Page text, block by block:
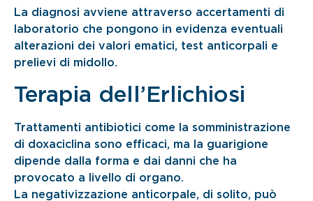
La diagnosi avviene attraverso accertamenti di
laboratorio che pongono in evidenza eventuali
alterazioni dei valori ematici, test anticorpali e
prelievi di midollo.
Terapia dell’Erlichiosi
Trattamenti antibiotici come la somministrazione
di doxaciclina sono efficaci, ma la guarigione
dipende dalla forma e dai danni che ha
provocato a livello di organo.
La negativizzazione anticorpale, di solito, può